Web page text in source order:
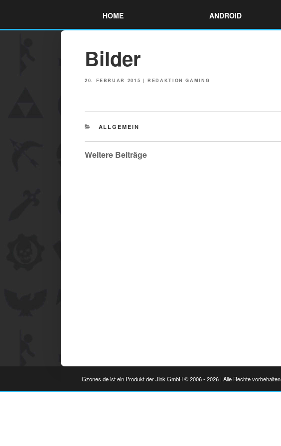
content
HOME ANDROID
Bilder
POSTED
20. FEBRUAR 2015 |REDAKTION GAMING
CATEGORIES
ALLGEMEIN
Weitere Beiträge
Gzones.de ist ein Produkt der Jink GmbH © 2006 - 2026 | Alle Rechte vorbehalten